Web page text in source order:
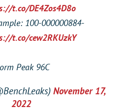
t.co/DE4Zos4D8o
100-000000884-
t.co/cew2RKUzkY
Peak 96C
November 17,
2022